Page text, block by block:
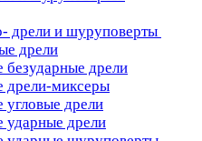
дрели и шуруповерты
дрели
безударные дрели
дрели-миксеры
угловые дрели
ударные дрели